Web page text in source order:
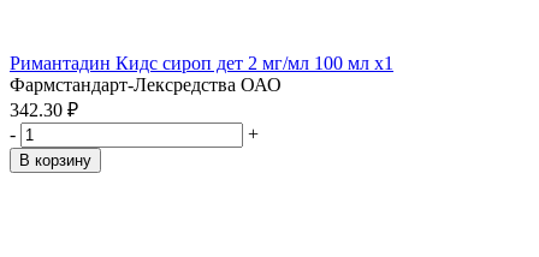
Римантадин Кидс сироп дет 2 мг/мл 100 мл x1
Фармстандарт-Лексредства ОАО
342.30 ₽
-
+
В корзину